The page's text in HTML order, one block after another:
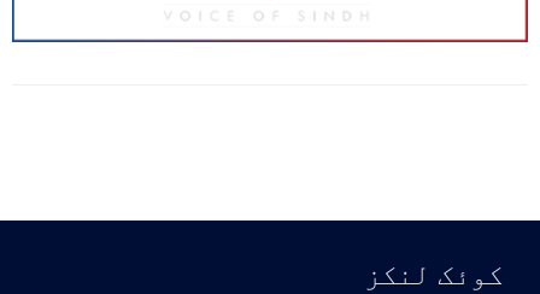
کوئک لنکز